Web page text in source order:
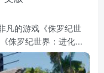
凡的游戏《侏罗纪世
侏罗纪世界：进化...